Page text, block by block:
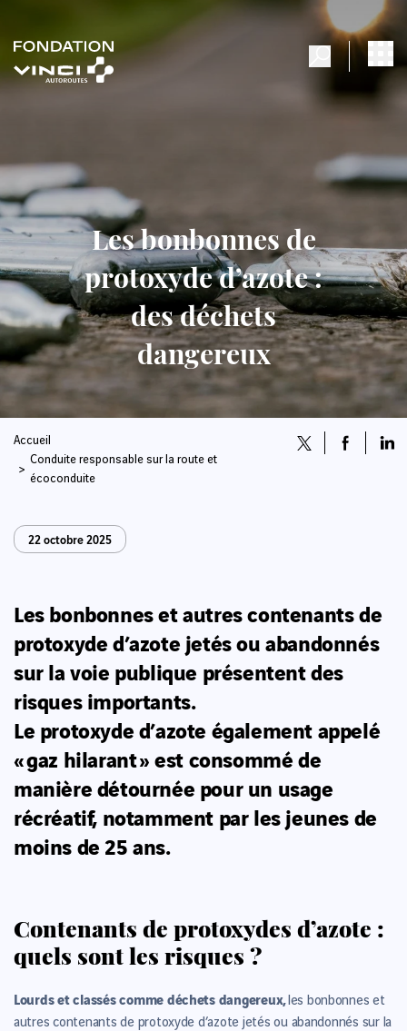
Les bonbonnes de
protoxyde d’azote :
des déchets
dangereux
Accueil
Conduite responsable sur la route et
écoconduite
22 octobre 2025
Les bonbonnes et autres contenants de
protoxyde d’azote jetés ou abandonnés
sur la voie publique présentent des
risques importants.
Le protoxyde d’azote également appelé
« gaz hilarant » est consommé de
manière détournée pour un usage
récréatif, notamment par les jeunes de
moins de 25 ans.
Contenants de protoxydes d’azote :
quels sont les risques ?
Lourds et classés comme déchets dangereux, les bonbonnes et
autres contenants de protoxyde d’azote jetés ou abandonnés sur la